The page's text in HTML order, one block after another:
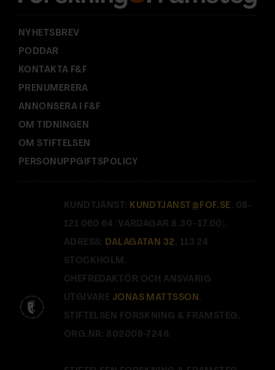
:
NYHETSBREV
PODDAR
KONTAKTA F&F
PRENUMERERA
ANNONSERA I F&F
OM TIDNINGEN
OM STIFTELSEN
PERSONUPPGIFTSPOLICY
KUNDTJÄNST: KUNDTJANST@FOF.SE , 08-
121 060 64 (VARDAGAR 8.30–17.00).
ADRESS: DALAGATAN 32 , 113 24
STOCKHOLM.
CHEFREDAKTÖR OCH ANSVARIG
UTGIVARE JONAS MATTSSON .
STIFTELSEN FORSKNING & FRAMSTEG.
ORG.NR: 802008-7246.